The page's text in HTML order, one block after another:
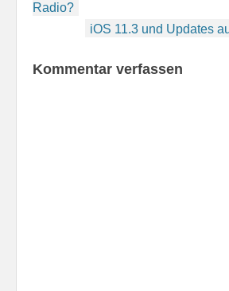
Radio?
iOS 11.3 und Updates
Kommentar verfassen